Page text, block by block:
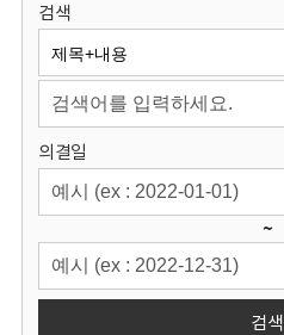
원
회
검색
의결일
~
검색